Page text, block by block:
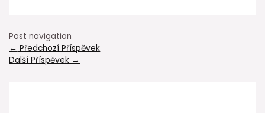
Post navigation
← Předchozí Příspěvek
Další Příspěvek →